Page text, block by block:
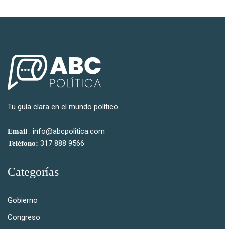
Tu guía clara en el mundo político.
Email : info@abcpolitica.com
Teléfono: 317 888 9566
Categorías
Gobierno
Congreso